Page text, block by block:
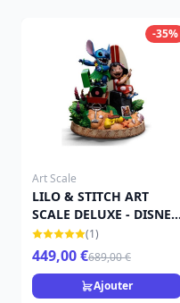
-35%
Art Scale
LILO & STITCH ART
SCALE DELUXE - DISNEY
LILO & STITCH
(1)
449,00 €689,00 €
Ajouter